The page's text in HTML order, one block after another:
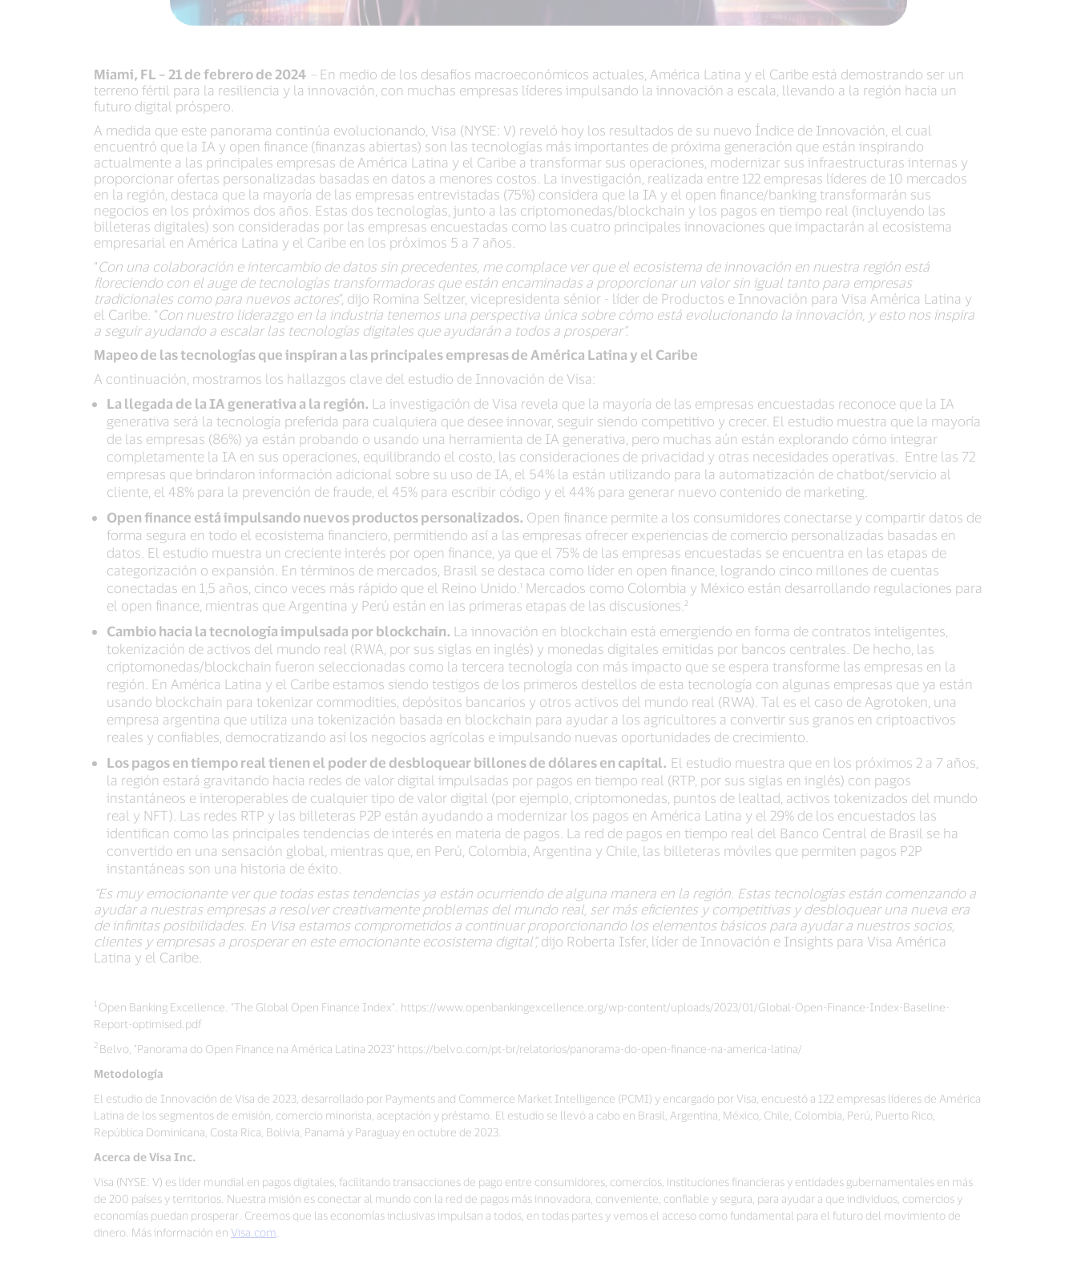
Miami, FL – 21 de febrero de 2024 – En medio de los desafíos macroeconómicos actuales, América Latina y el Caribe está demostrando ser un
terreno fértil para la resiliencia y la innovación, con muchas empresas líderes impulsando la innovación a escala, llevando a la región hacia un
futuro digital próspero.
A medida que este panorama continúa evolucionando, Visa (NYSE: V) reveló hoy los resultados de su nuevo Índice de Innovación, el cual
encuentró que la IA y open finance (finanzas abiertas) son las tecnologías más importantes de próxima generación que están inspirando
actualmente a las principales empresas de América Latina y el Caribe a transformar sus operaciones, modernizar sus infraestructuras internas y
proporcionar ofertas personalizadas basadas en datos a menores costos. La investigación, realizada entre 122 empresas líderes de 10 mercados
en la región, destaca que la mayoría de las empresas entrevistadas (75%) considera que la IA y el open finance/banking transformarán sus
negocios en los próximos dos años. Estas dos tecnologías, junto a las criptomonedas/blockchain y los pagos en tiempo real (incluyendo las
billeteras digitales) son consideradas por las empresas encuestadas como las cuatro principales innovaciones que impactarán al ecosistema
empresarial en América Latina y el Caribe en los próximos 5 a 7 años.
“Con una colaboración e intercambio de datos sin precedentes, me complace ver que el ecosistema de innovación en nuestra región está
floreciendo con el auge de tecnologías transformadoras que están encaminadas a proporcionar un valor sin igual tanto para empresas
tradicionales como para nuevos actores”, dijo Romina Seltzer, vicepresidenta sénior - líder de Productos e Innovación para Visa América Latina y
el Caribe. “Con nuestro liderazgo en la industria tenemos una perspectiva única sobre cómo está evolucionando la innovación, y esto nos inspira
a seguir ayudando a escalar las tecnologías digitales que ayudarán a todos a prosperar”.
Mapeo de las tecnologías que inspiran a las principales empresas de América Latina y el Caribe
A continuación, mostramos los hallazgos clave del estudio de Innovación de Visa:
La llegada de la IA generativa a la región. La investigación de Visa revela que la mayoría de las empresas encuestadas reconoce que la IA
generativa será la tecnología preferida para cualquiera que desee innovar, seguir siendo competitivo y crecer. El estudio muestra que la mayoría
de las empresas (86%) ya están probando o usando una herramienta de IA generativa, pero muchas aún están explorando cómo integrar
completamente la IA en sus operaciones, equilibrando el costo, las consideraciones de privacidad y otras necesidades operativas. Entre las 72
empresas que brindaron información adicional sobre su uso de IA, el 54% la están utilizando para la automatización de chatbot/servicio al
cliente, el 48% para la prevención de fraude, el 45% para escribir código y el 44% para generar nuevo contenido de marketing.
Open finance está impulsando nuevos productos personalizados. Open finance permite a los consumidores conectarse y compartir datos de
forma segura en todo el ecosistema financiero, permitiendo así a las empresas ofrecer experiencias de comercio personalizadas basadas en
datos. El estudio muestra un creciente interés por open finance, ya que el 75% de las empresas encuestadas se encuentra en las etapas de
categorización o expansión. En términos de mercados, Brasil se destaca como líder en open finance, logrando cinco millones de cuentas
conectadas en 1,5 años, cinco veces más rápido que el Reino Unido.¹ Mercados como Colombia y México están desarrollando regulaciones para
el open finance, mientras que Argentina y Perú están en las primeras etapas de las discusiones.²
Cambio hacia la tecnología impulsada por blockchain. La innovación en blockchain está emergiendo en forma de contratos inteligentes,
tokenización de activos del mundo real (RWA, por sus siglas en inglés) y monedas digitales emitidas por bancos centrales. De hecho, las
criptomonedas/blockchain fueron seleccionadas como la tercera tecnología con más impacto que se espera transforme las empresas en la
región. En América Latina y el Caribe estamos siendo testigos de los primeros destellos de esta tecnología con algunas empresas que ya están
usando blockchain para tokenizar commodities, depósitos bancarios y otros activos del mundo real (RWA). Tal es el caso de Agrotoken, una
empresa argentina que utiliza una tokenización basada en blockchain para ayudar a los agricultores a convertir sus granos en criptoactivos
reales y confiables, democratizando así los negocios agrícolas e impulsando nuevas oportunidades de crecimiento.
Los pagos en tiempo real tienen el poder de desbloquear billones de dólares en capital. El estudio muestra que en los próximos 2 a 7 años,
la región estará gravitando hacia redes de valor digital impulsadas por pagos en tiempo real (RTP, por sus siglas en inglés) con pagos
instantáneos e interoperables de cualquier tipo de valor digital (por ejemplo, criptomonedas, puntos de lealtad, activos tokenizados del mundo
real y NFT). Las redes RTP y las billeteras P2P están ayudando a modernizar los pagos en América Latina y el 29% de los encuestados las
identifican como las principales tendencias de interés en materia de pagos. La red de pagos en tiempo real del Banco Central de Brasil se ha
convertido en una sensación global, mientras que, en Perú, Colombia, Argentina y Chile, las billeteras móviles que permiten pagos P2P
instantáneas son una historia de éxito.
“Es muy emocionante ver que todas estas tendencias ya están ocurriendo de alguna manera en la región. Estas tecnologías están comenzando a
ayudar a nuestras empresas a resolver creativamente problemas del mundo real, ser más eficientes y competitivas y desbloquear una nueva era
de infinitas posibilidades. En Visa estamos comprometidos a continuar proporcionando los elementos básicos para ayudar a nuestros socios,
clientes y empresas a prosperar en este emocionante ecosistema digital”, dijo Roberta Isfer, líder de Innovación e Insights para Visa América
Latina y el Caribe.
1 Open Banking Excellence. "The Global Open Finance Index". https://www.openbankingexcellence.org/wp-content/uploads/2023/01/Global-Open-Finance-Index-Baseline-
Report-optimised.pdf
2 Belvo, "Panorama do Open Finance na América Latina 2023" https://belvo.com/pt-br/relatorios/panorama-do-open-finance-na-america-latina/
Metodología
El estudio de Innovación de Visa de 2023, desarrollado por Payments and Commerce Market Intelligence (PCMI) y encargado por Visa, encuestó a 122 empresas líderes de América
Latina de los segmentos de emisión, comercio minorista, aceptación y préstamo. El estudio se llevó a cabo en Brasil, Argentina, México, Chile, Colombia, Perú, Puerto Rico,
República Dominicana, Costa Rica, Bolivia, Panamá y Paraguay en octubre de 2023.
Acerca de Visa Inc.
Visa (NYSE: V) es líder mundial en pagos digitales, facilitando transacciones de pago entre consumidores, comercios, instituciones financieras y entidades gubernamentales en más
de 200 países y territorios. Nuestra misión es conectar al mundo con la red de pagos más innovadora, conveniente, confiable y segura, para ayudar a que individuos, comercios y
economías puedan prosperar. Creemos que las economías inclusivas impulsan a todos, en todas partes y vemos el acceso como fundamental para el futuro del movimiento de
dinero. Más información en Visa.com